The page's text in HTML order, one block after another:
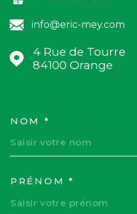
info@eric-mey.com
4 Rue de Tourre
84100
Orange
NOM *
PRÉNOM *